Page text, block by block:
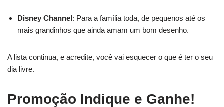
Disney Channel: Para a família toda, de pequenos até os
mais grandinhos que ainda amam um bom desenho.
A lista continua, e acredite, você vai esquecer o que é ter o seu
dia livre.
Promoção Indique e Ganhe!